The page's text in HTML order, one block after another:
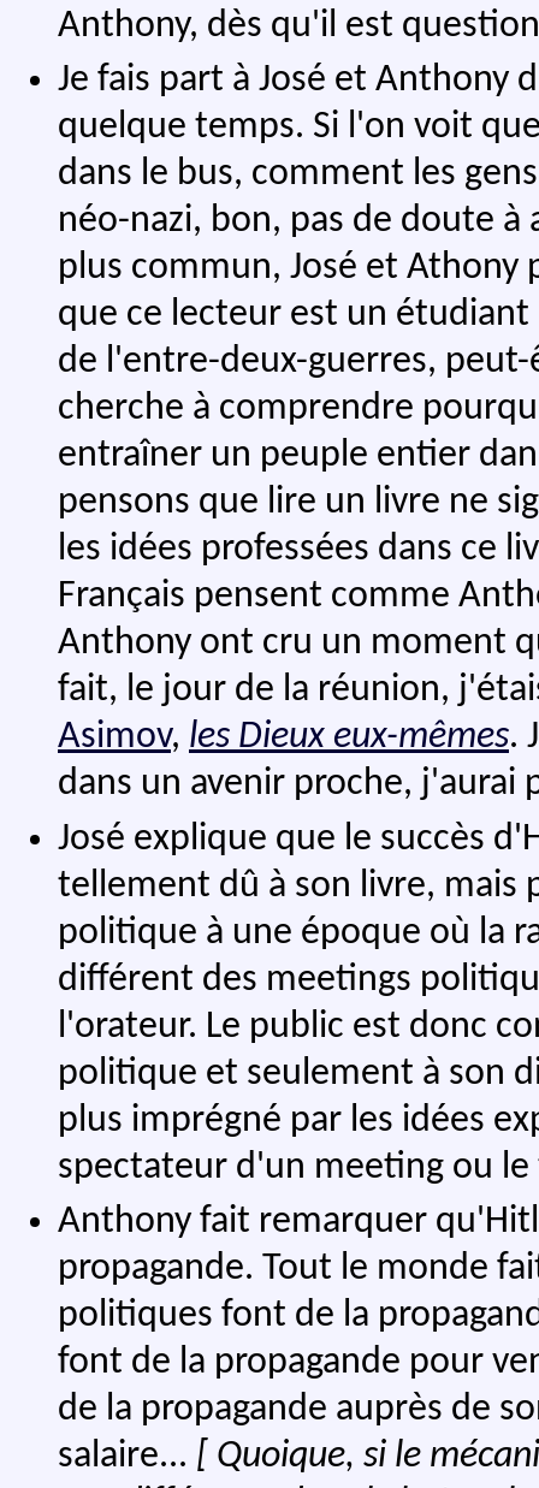
Anthony, dès qu'il est
Je fais part à José et Anthony
quelque temps. Si l'on voit
dans le bus, comment les
néo-nazi, bon, pas de doute à
plus commun, José et
que ce lecteur est un
de l'entre-deux-guerres,
cherche à comprendre
entraîner un peuple entier
pensons que lire un livre ne
les idées professées dans ce
Français pensent comme
Anthony ont cru un moment
fait, le jour de la réunion,
Asimov, les Dieux eux-mêmes.
dans un avenir proche, j'aurai
José explique que le succès
tellement dû à son livre, mais
politique à une époque où la
différent des meetings
l'orateur. Le public est donc
politique et seulement à son
plus imprégné par les idées
spectateur d'un meeting ou
Anthony fait remarquer
propagande. Tout le monde
politiques font de la
font de la propagande pour
de la propagande auprès de
salaire... [ Quoique, si le